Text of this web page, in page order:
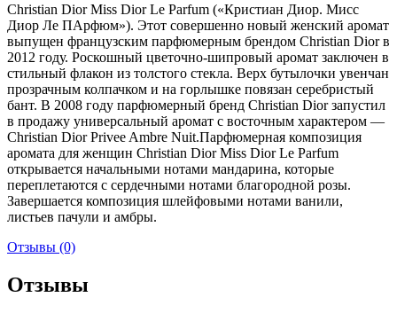
Christian Dior Miss Dior Le Parfum («Кристиан Диор. Мисс
Диор Ле ПАрфюм»). Этот совершенно новый женский аромат
выпущен французским парфюмерным брендом Christian Dior в
2012 году. Роскошный цветочно-шипровый аромат заключен в
стильный флакон из толстого стекла. Верх бутылочки увенчан
прозрачным колпачком и на горлышке повязан серебристый
бант. В 2008 году парфюмерный бренд Christian Dior запустил
в продажу универсальный аромат с восточным характером —
Christian Dior Privee Ambre Nuit.Парфюмерная композиция
аромата для женщин Christian Dior Miss Dior Le Parfum
открывается начальными нотами мандарина, которые
переплетаются с сердечными нотами благородной розы.
Завершается композиция шлейфовыми нотами ванили,
листьев пачули и амбры.
Отзывы (0)
Отзывы